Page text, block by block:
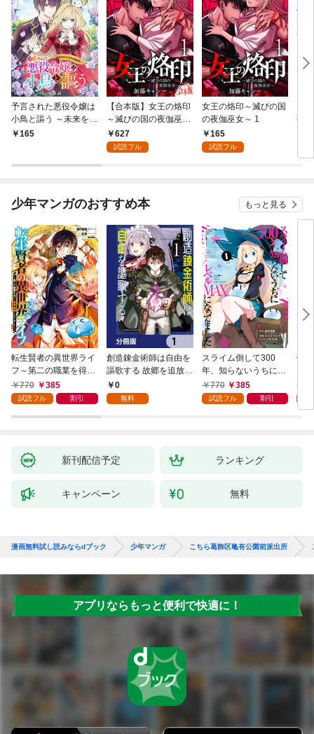
予言された悪役令嬢は
小鳥と謳う ～未来を知
る専属執事に「君を救
165
【合本版】女王の烙印
～滅びの国の夜伽巫女
～ 1627
試読フル
女王の烙印～滅びの国
の夜伽巫女～ 1
165
試読フル
熟
少年マンガのおすすめ本 もっと見る
転生賢者の異世界ライ
フ～第二の職業を得
て、世界最強になりま
した～ 1巻
770 385
試読フル 割引
創造錬金術師は自由を
謳歌する 故郷を追放さ
れたら、魔王のお膝元
で超絶効果のマジック
0
無料
スライム倒して300
年、知らないうちにレ
ベルMAXになってまし
た 1巻
770 385
試読フル 割引
信
新刊配信予定 ランキング
キャンペーン 無料
漫画無料試し読みならdブック 少年マンガ こちら葛飾区亀有公園前派出所
アプリならもっと便利で快適に！